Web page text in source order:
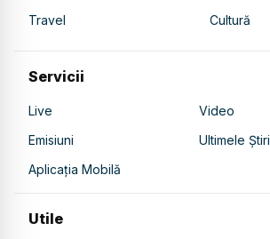
Travel
Cultură
Servicii
Live
Video
Emisiuni
Ultimele Știri
Aplicația Mobilă
Utile